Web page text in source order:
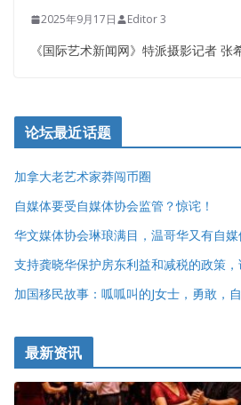
2025年9月17日 Editor 3
《国际艺术新闻网》特派摄影记者 张
论坛最近话题
加拿大老艺术家莽闯币圈
自媒体要受自媒体协会监管？惊诧！
华文媒体协会琳琅满目，温哥华又有自媒
支持龚晓华保护房东利益和减税的政策，
加国移民故事：呱呱叫的J女士，勇敢，自
最新资讯